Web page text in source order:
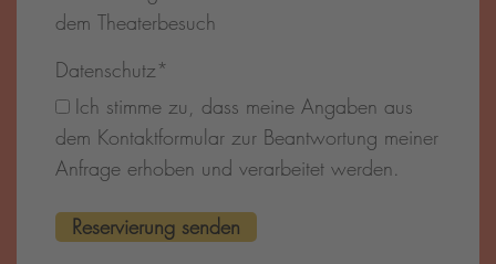
dem Theaterbesuch
Datenschutz*
Ich stimme zu, dass meine Angaben aus
dem Kontaktformular zur Beantwortung meiner
Anfrage erhoben und verarbeitet werden.